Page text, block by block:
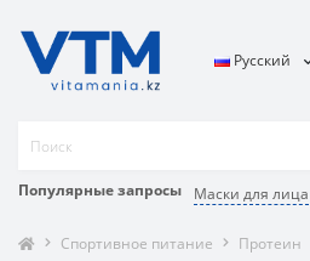
Популярные запросы Маски для лица
Русский
Спортивное питание Протеин